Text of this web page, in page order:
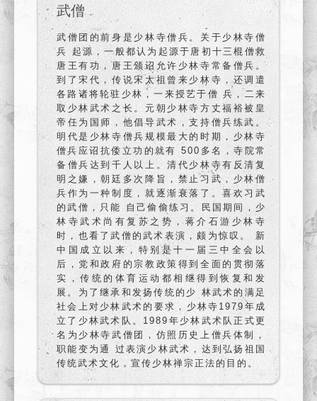
武僧
武僧团的前身是少林寺僧兵。关于少林寺僧
兵 起源，一般都认为起源于唐初十三棍僧救
唐王有功，唐王颁诏允许少林寺常备僧兵。
到了宋代，传说宋太祖曾来少林寺，还调遣
各路诸将轮驻少林，一来授艺于僧 兵，二来
取少林武术之长。元朝少林寺方丈福裕被皇
帝任为国师，他倡导武术，支持僧兵练武。
明代是少林寺僧兵规模最大的时期，少林寺
僧兵应诏抗倭立功的就有 500多名，寺院常
备僧兵达到千人以上。清代少林寺有反清复
明之嫌，朝廷多次降旨，禁止习武，少林僧
兵作为一种制度，就逐渐衰落了。喜欢习武
的武僧，只能 自己偷偷练习。民国期间，少
林寺武术尚有复苏之势，蒋介石游少林寺
时，也看了武僧的武术表演，颇为惊叹。 新
中国成立以来，特别是十一届三中全会以
后，党和政府的宗教政策得到全面的贯彻落
实，传统的体育运动都相继得到恢复和发
展。为了继承和发扬传统的少 林武术的满足
社会上对少林武术的要求，少林寺1979年成
立了少林武术队。1989年少林武术队正式更
名为少林寺武僧团，仿照历史上僧兵体制，
职能变为通 过表演少林武术，达到弘扬祖国
传统武术文化，宣传少林禅宗正法的目的。